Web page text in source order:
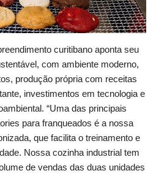
curitibano aponta seu
com ambiente moderno,
produção própria com receitas
investimentos em tecnologia e
“Uma das principais
para franqueados é a nossa
que facilita o treinamento e
Nossa cozinha industrial tem
de vendas das duas unidades